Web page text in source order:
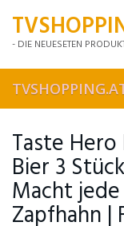
main- DIE NEUESETEN
Taste
Bier 3
Macht
Zapfhahn |